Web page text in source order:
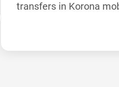
transfers in Korona